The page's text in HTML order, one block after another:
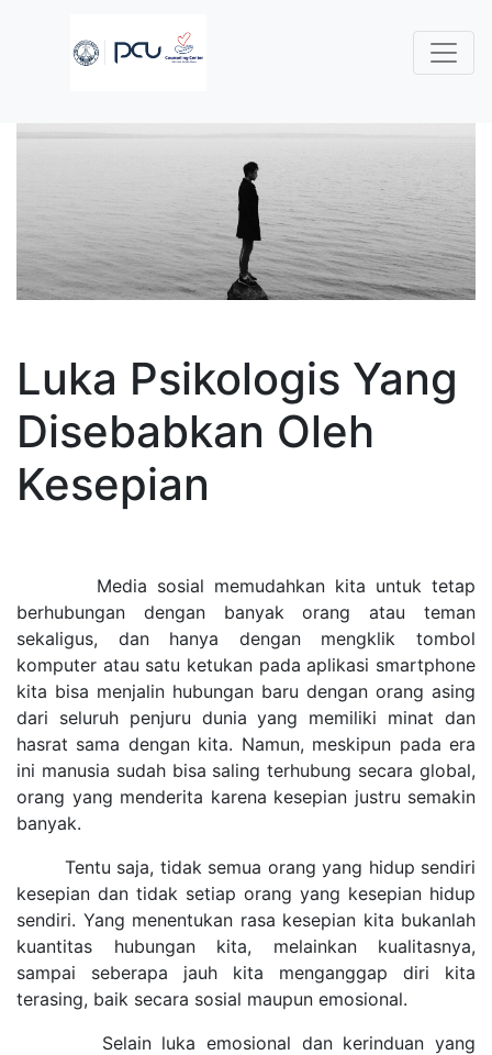
Luka Psikologis Yang
Disebabkan Oleh
Kesepian
Media sosial memudahkan kita untuk tetap
berhubungan dengan banyak orang atau teman
sekaligus, dan hanya dengan mengklik tombol
komputer atau satu ketukan pada aplikasi smartphone
kita bisa menjalin hubungan baru dengan orang asing
dari seluruh penjuru dunia yang memiliki minat dan
hasrat sama dengan kita. Namun, meskipun pada era
ini manusia sudah bisa saling terhubung secara global,
orang yang menderita karena kesepian justru semakin
banyak.
Tentu saja, tidak semua orang yang hidup sendiri
kesepian dan tidak setiap orang yang kesepian hidup
sendiri. Yang menentukan rasa kesepian kita bukanlah
kuantitas hubungan kita, melainkan kualitasnya,
sampai seberapa jauh kita menganggap diri kita
terasing, baik secara sosial maupun emosional.
Selain luka emosional dan kerinduan yang